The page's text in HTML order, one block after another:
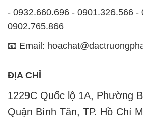
- 0932.660.696 - 0901.326.566 -
0902.765.866
📧 Email:
ĐỊA CHỈ
1229C Quốc lộ 1A, Phường
Quận Bình Tân, TP. Hồ Chí